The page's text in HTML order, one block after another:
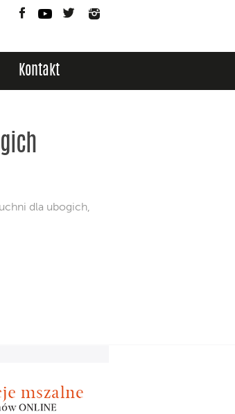
FacebookYouTubeTwitter
Kontakt
dla ubogich,